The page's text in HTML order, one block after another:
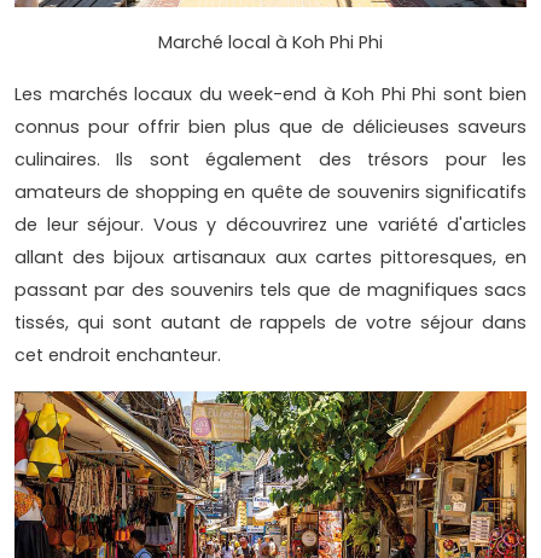
Marché local à Koh Phi Phi
Les marchés locaux du week-end à Koh Phi Phi sont bien
connus pour offrir bien plus que de délicieuses saveurs
culinaires. Ils sont également des trésors pour les
amateurs de shopping en quête de souvenirs significatifs
de leur séjour. Vous y découvrirez une variété d'articles
allant des bijoux artisanaux aux cartes pittoresques, en
passant par des souvenirs tels que de magnifiques sacs
tissés, qui sont autant de rappels de votre séjour dans
cet endroit enchanteur.